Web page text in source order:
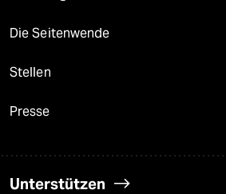
Die Seitenwende
Stellen
Presse
Unterstützen